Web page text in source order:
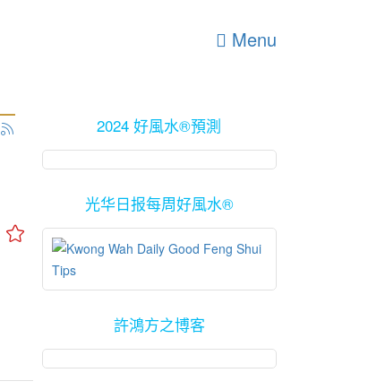
Menu
2024 好風水®預測
光华日报每周好風水®
許鴻方之博客